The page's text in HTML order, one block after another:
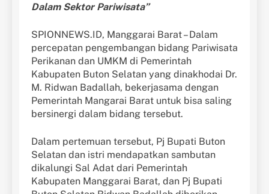
Dalam Sektor Pariwisata”
SPIONNEWS.ID, Manggarai Barat – Dalam
percepatan pengembangan bidang Pariwisata
Perikanan dan UMKM di Pemerintah
Kabupaten Buton Selatan yang dinakhodai Dr.
M. Ridwan Badallah, bekerjasama dengan
Pemerintah Mangarai Barat untuk bisa saling
bersinergi dalam bidang tersebut.
Dalam pertemuan tersebut, Pj Bupati Buton
Selatan dan istri mendapatkan sambutan
dikalungi Sal Adat dari Pemerintah
Kabupaten Manggarai Barat, dan Pj Bupati